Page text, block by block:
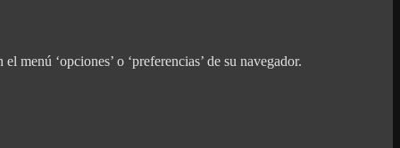
‘opciones’ o ‘preferencias’ de su navegador.